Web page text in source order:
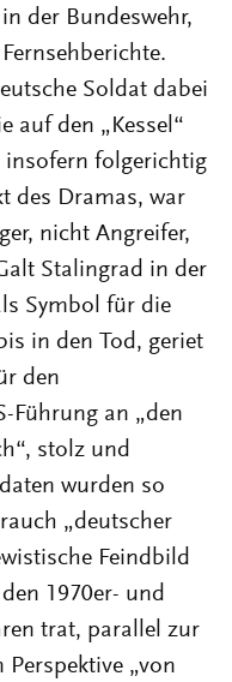
der Bundeswehr,
Soldat dabei
auf den „Kessel“
insofern folgerichtig
des Dramas, war
nicht Angreifer,
Stalingrad in der
Symbol für die
in den Tod, geriet
den
Führung an „den
stolz und
wurden so
„deutscher
Feindbild
1970er- und
trat, parallel zur
„von